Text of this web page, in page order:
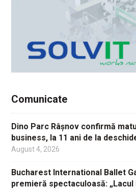
Comunicate
Dino Parc Râșnov confirmă
business, la 11 ani de la
August 4, 2026
Bucharest International Ballet
premieră spectaculoasă: „Lacul